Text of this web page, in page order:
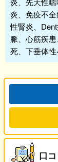
炎、免疫不
性腎炎、
脈、心筋疾
死、下垂体性
口